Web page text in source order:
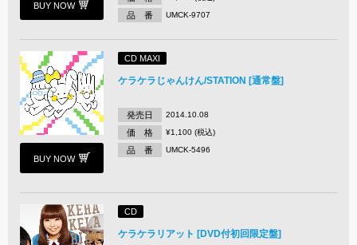
BUY NOW
品 番 UMCK-9707
BUY NOW
CD MAXI
ケラケラじゃんけん/STATION [通常盤]
発売日 2014.10.08
価 格 ¥1,100 (税込)
品 番 UMCK-5496
CD
ケラケラリアット [DVD付初回限定盤]